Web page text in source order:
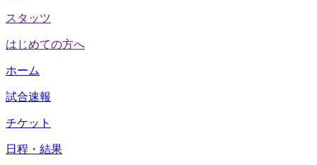
スタッツ
はじめての方へ
ホーム
試合速報
チケット
日程・結果